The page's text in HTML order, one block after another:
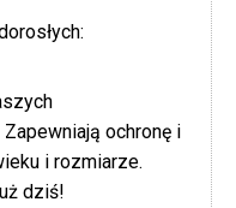
ochronę i
i rozmiarze.
dziś!